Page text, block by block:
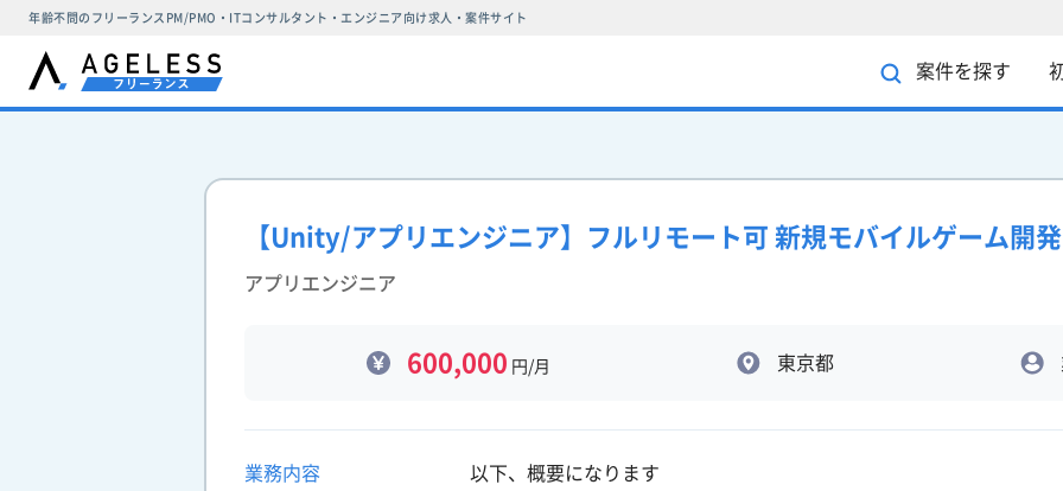
年齢不問のフリーランスPM/PMO・ITコンサルタント・エンジニア向け求人・案件サイト
案件を探す
【Unity/アプリエンジニア】フルリモート可 新規モバイルゲーム開発
アプリエンジニア
600,000 円/月 東京都
業務内容
以下、概要になります